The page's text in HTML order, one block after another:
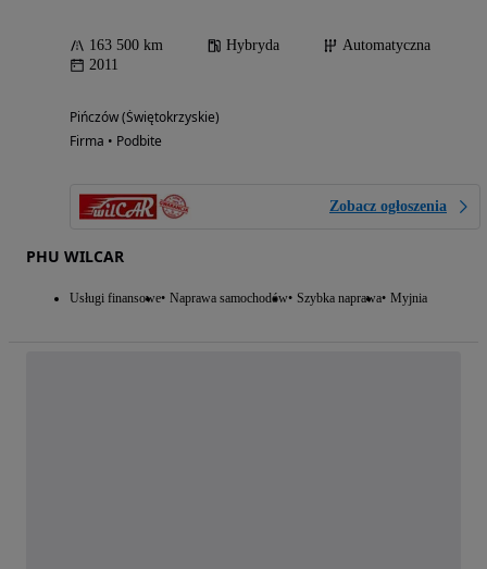
163 500 km Hybryda
Automatyczna
2011
Pińczów (Świętokrzyskie)
Firma • Podbite
Zobacz ogłoszenia
PHU WILCAR
Usługi finansowe Naprawa samochodów Szybka naprawa Myjnia